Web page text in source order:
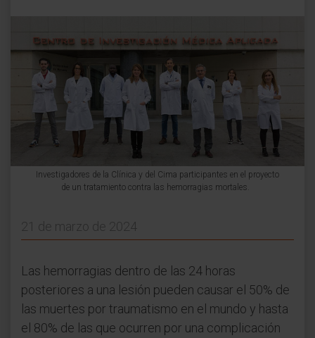
Investigadores de la Clínica y del Cima participantes en el proyecto
de un tratamiento contra las hemorragias mortales.
21 de marzo de 2024
Las hemorragias dentro de las 24 horas
posteriores a una lesión pueden causar el 50% de
las muertes por traumatismo en el mundo y hasta
el 80% de las que ocurren por una complicación